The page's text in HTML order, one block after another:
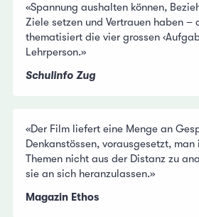
«Spannung aushalten können,
Ziele setzen und Vertrauen haben –
thematisiert die vier grossen
Lehrperson.»
Schulinfo Zug
«Der Film liefert eine Menge an
Denkanstössen, vorausgesetzt,
Themen nicht aus der Distanz zu
sie an sich heranzulassen.»
Magazin Ethos